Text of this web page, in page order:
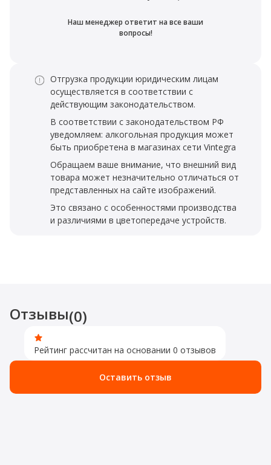
Наш менеджер ответит на все ваши
вопросы!
Отгрузка продукции юридическим лицам
осуществляется в соответствии с
действующим законодательством.
В соответствии с законодательством РФ
уведомляем: алкогольная продукция может
быть приобретена в магазинах сети Vintegra
Обращаем ваше внимание, что внешний вид
товара может незначительно отличаться от
представленных на сайте изображений.
Это связано с особенностями производства
и различиями в цветопередаче устройств.
Отзывы(0)
Рейтинг рассчитан на основании 0 отзывов
Оставить отзыв